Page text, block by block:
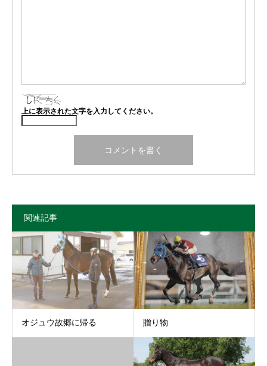
上に表示された文字を入力してください。
関連記事
オジュウ故郷に帰る 贈り物